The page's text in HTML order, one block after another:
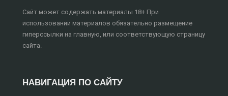
Сайт может содержать материалы 18+ При
использовании материалов обязательно размещение
гиперссылки на главную, или соответствующую страницу
сайта.
НАВИГАЦИЯ ПО САЙТУ